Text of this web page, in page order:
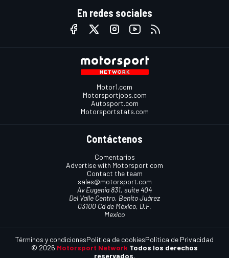
En redes sociales
Motor1.com
Motorsportjobs.com
Autosport.com
Motorsportstats.com
Contáctenos
Comentarios
Advertise with Motorsport.com
Contact the team
sales@motorsport.com
Av Eugenia 831, suite 404
Del Valle Centro, Benito Juárez
03100 Cd de México, D.F.
Mexico
© 2026 Motorsport Network Todos los derechos
reservados.
Términos y condicionesPolítica de cookiesPolítica de Privacidad